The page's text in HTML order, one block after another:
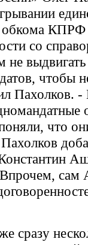
обкома
со
не выдвигать
чтобы
Пахолков.
что
Впрочем,
сразу